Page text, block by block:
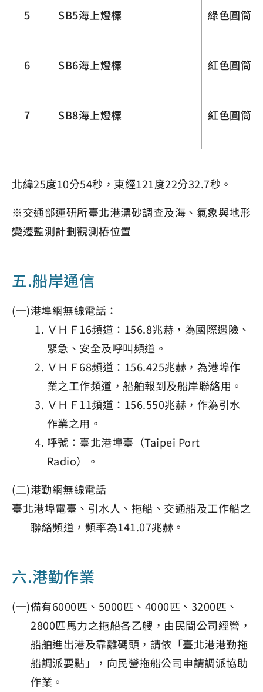
5 SB5海上燈標 綠色圓筒形
6 SB6海上燈標 紅色圓筒形
7 SB8海上燈標 紅色圓筒形
北緯25度10分54秒，東經121度22分32.7秒。
※交通部運研所臺北港漂砂調查及海、氣象與地形
變遷監測計劃觀測樁位置
五.船岸通信
(一)港埠網無線電話：
ＶＨＦ16頻道：156.8兆赫，為國際遇險、
緊急、安全及呼叫頻道。
ＶＨＦ68頻道：156.425兆赫，為港埠作
業之工作頻道，船舶報到及船岸聯絡用。
ＶＨＦ11頻道：156.550兆赫，作為引水
作業之用。
呼號：臺北港埠臺（Taipei Port
Radio）。
(二)港勤網無線電話
臺北港埠電臺、引水人、拖船、交通船及工作船之
聯絡頻道，頻率為141.07兆赫。
六.港勤作業
(一)備有6000匹、5000匹、4000匹、3200匹、
2800匹馬力之拖船各乙艘，由民間公司經營，
船舶進出港及靠離碼頭，請依「臺北港港勤拖
船調派要點」，向民營拖船公司申請調派協助
作業。